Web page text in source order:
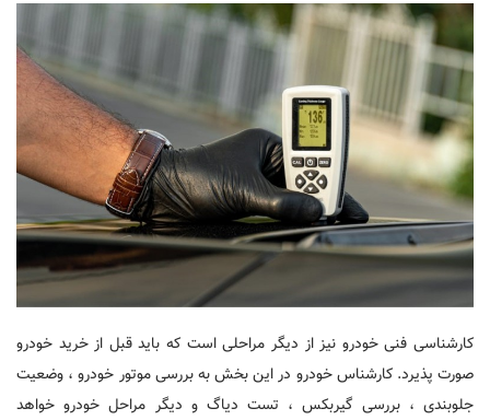
کارشناسی فنی خودرو نیز از دیگر مراحلی است که باید قبل از خرید خودرو
صورت پذیرد. کارشناس خودرو در این بخش به بررسی موتور خودرو ، وضعیت
جلوبندی ، بررسی گیربکس ، تست دیاگ و دیگر مراحل خودرو خواهد